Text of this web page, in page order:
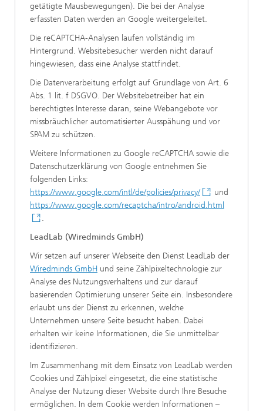
getätigte Mausbewegungen). Die bei der Analyse
erfassten Daten werden an Google weitergeleitet.
Die reCAPTCHA-Analysen laufen vollständig im
Hintergrund. Websitebesucher werden nicht darauf
hingewiesen, dass eine Analyse stattfindet.
Die Datenverarbeitung erfolgt auf Grundlage von Art. 6
Abs. 1 lit. f DSGVO. Der Websitebetreiber hat ein
berechtigtes Interesse daran, seine Webangebote vor
missbräuchlicher automatisierter Ausspähung und vor
SPAM zu schützen.
Weitere Informationen zu Google reCAPTCHA sowie die
Datenschutzerklärung von Google entnehmen Sie
folgenden Links:
https://www.google.com/intl/de/policies/privacy/
und
https://www.google.com/recaptcha/intro/android.html
.
LeadLab (Wiredminds GmbH)
Wir setzen auf unserer Webseite den Dienst LeadLab der
Wiredminds GmbH und seine Zählpixeltechnologie zur
Analyse des Nutzungsverhaltens und zur darauf
basierenden Optimierung unserer Seite ein. Insbesondere
erlaubt uns der Dienst zu erkennen, welche
Unternehmen unsere Seite besucht haben. Dabei
erhalten wir keine Informationen, die Sie unmittelbar
identifizieren.
Im Zusammenhang mit dem Einsatz von LeadLab werden
Cookies und Zählpixel eingesetzt, die eine statistische
Analyse der Nutzung dieser Website durch Ihre Besuche
ermöglichen. In dem Cookie werden Informationen –